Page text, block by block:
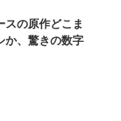
スの原作どこま
か、驚きの数字